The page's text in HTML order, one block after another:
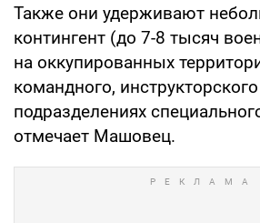
Также они удерживают
контингент (до 7-8 тысяч
на оккупированных
командного,
подразделениях
отмечает Машовец.